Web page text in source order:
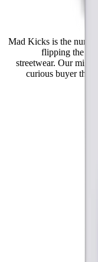
Mad Kicks is the
flipping the
streetwear. Our
curious buyer the